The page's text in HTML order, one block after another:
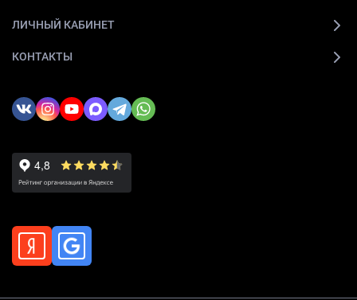
ЛИЧНЫЙ КАБИНЕТ
КОНТАКТЫ